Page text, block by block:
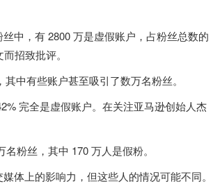
中，有 2800 万是虚假账户，占粉丝总数的
招致批评。
中有些账户甚至吸引了数万名粉丝。
完全是虚假账户。在关注亚马逊创始人杰
名粉丝，其中 170 万人是假粉。
体上的影响力，但这些人的情况可能不同。